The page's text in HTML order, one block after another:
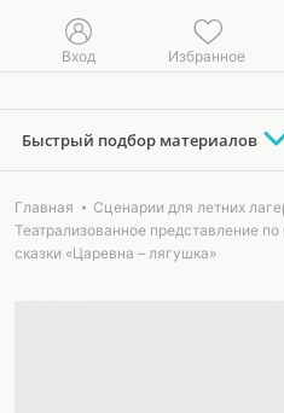
Вход Избранное
Быстрый подбор материалов
Главная
Сценарии для летних
Театрализованное представление
сказки «Царевна – лягушка»